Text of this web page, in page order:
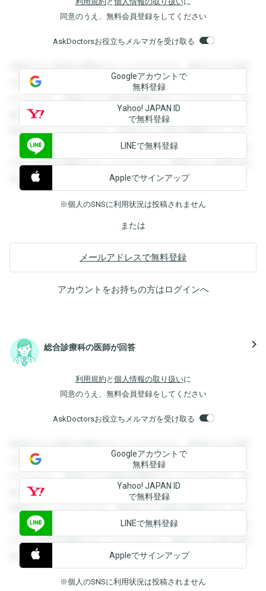
同意のうえ、無料会員登録をしてください
AskDoctorsお役立ちメルマガを受け取る
登録すると回答を閲覧することができます。登録すると回答
を閲覧することができます。登録すると回答を閲覧すること
ができます。登録すると回答を閲覧することができます。登
録すると回答を閲覧することができます。登録すると回答を
閲覧することができます。登録すると回答を閲覧することが
できます。登録すると回答を閲覧することができます。登録
すると回答を閲覧することができます。登録すると回答を閲
覧することができます。
Googleアカウントで
無料登録
Yahoo! JAPAN ID
で無料登録
LINEで無料登録
Appleでサインアップ
※個人のSNSに利用状況は投稿されません
または
メールアドレスで無料登録
アカウントをお持ちの方はログインへ
総合診療科の医師が回答 navigate_next
利用規約 と 個人情報の取り扱いに
同意のうえ、無料会員登録をしてください
AskDoctorsお役立ちメルマガを受け取る
登録すると回答を閲覧することができます。登録すると回答
を閲覧することができます。登録すると回答を閲覧すること
ができます。登録すると回答を閲覧することができます。登
録すると回答を閲覧することができます。登録すると回答を
閲覧することができます。登録すると回答を閲覧することが
できます。登録すると回答を閲覧することができます。登録
すると回答を閲覧することができます。登録すると回答を閲
覧することができます。
Googleアカウントで
無料登録
Yahoo! JAPAN ID
で無料登録
LINEで無料登録
Appleでサインアップ
※個人のSNSに利用状況は投稿されません